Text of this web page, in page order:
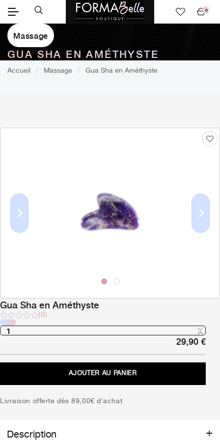
panier
0
Massage
GUA SHA EN AMÉTHYSTE
Accueil Massage Gua Sha en Améthyste
Previous Next
Gua Sha en Améthyste
Note
sur
(0)
29,90€
AJOUTER AU PANIER
Livraison offerte dès 89,00€ d'achat
Description